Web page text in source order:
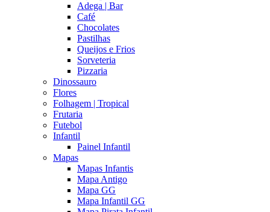
Adega | Bar
Café
Chocolates
Pastilhas
Queijos e Frios
Sorveteria
Pizzaria
Dinossauro
Flores
Folhagem | Tropical
Frutaria
Futebol
Infantil
Painel Infantil
Mapas
Mapas Infantis
Mapa Antigo
Mapa GG
Mapa Infantil GG